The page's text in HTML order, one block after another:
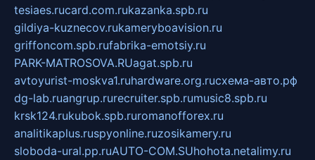
tesiaes.rucard.com.rukazanka.spb.ru
gildiya-kuznecov.rukameryboavision.ru
griffoncom.spb.rufabrika-emotsiy.ru
PARK-MATROSOVA.RUagat.spb.ru
avtoyurist-moskva1.ruhardware.org.ruсхема-авто.рф
dg-lab.ruangrup.rurecruiter.spb.rumusic8.spb.ru
krsk124.rukubok.spb.ruromanofforex.ru
analitikaplus.ruspyonline.ruzosikamery.ru
sloboda-ural.pp.ruAUTO-COM.SUhohota.netalimy.ru